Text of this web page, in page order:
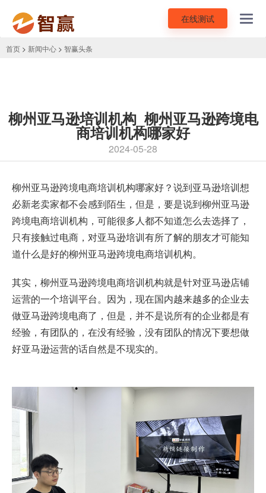
在线测试
首页 > 新闻中心 > 智赢头条
柳州亚马逊培训机构_柳州亚马逊跨境电
商培训机构哪家好
2024-05-28
柳州亚马逊跨境电商培训机构哪家好？说到亚马逊培训想
必新老卖家都不会感到陌生，但是，要是说到柳州亚马逊
跨境电商培训机构，可能很多人都不知道怎么去选择了，
只有接触过电商，对亚马逊培训有所了解的朋友才可能知
道什么是好的柳州亚马逊跨境电商培训机构。
其实，柳州亚马逊跨境电商培训机构就是针对亚马逊店铺
运营的一个培训平台。因为，现在国内越来越多的企业去
做亚马逊跨境电商了，但是，并不是说所有的企业都是有
经验，有团队的，在没有经验，没有团队的情况下要想做
好亚马逊运营的话自然是不现实的。